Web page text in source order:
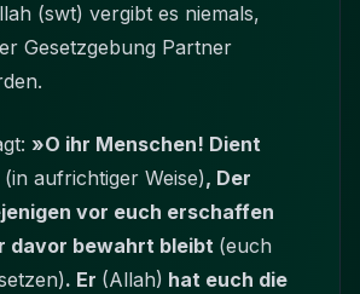
(swt) vergibt es niemals,
Gesetzgebung Partner
»O ihr Menschen! Dient
(in aufrichtiger Weise), Der
vor euch erschaffen
davor bewahrt bleibt (euch
. Er (Allah) hat euch die